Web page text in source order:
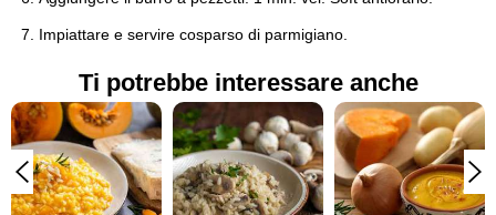
Impiattare e servire cosparso di parmigiano.
Ti potrebbe interessare anche